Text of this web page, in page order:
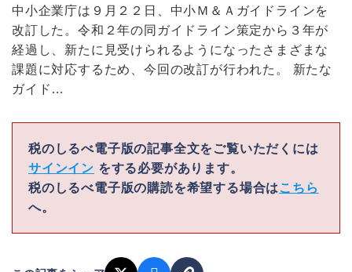
中小企業庁は９月２２日、中小Ｍ＆Ａガイドラインを
改訂した。令和２年の同ガイドライン策定から３年が
経過し、新たに見受けられるようになったさまざまな
課題に対応するため、今回の改訂が行われた。 新たな
ガイド…
税のしるべ電子版の記事全文をご覧いただくには
サインイン をする必要があります。
税のしるべ電子版の購読を希望する場合は こちら
へ。